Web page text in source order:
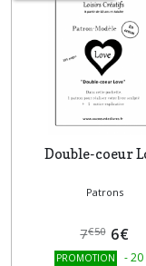
Double-coeur
Patrons
7€50 6€
PROMOTION -20